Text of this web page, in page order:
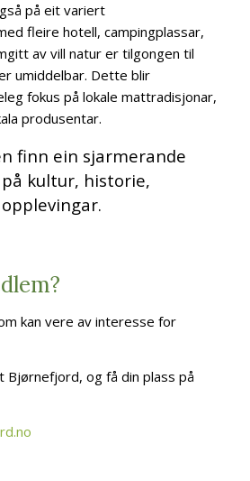
på eit variert
fleire hotell, campingplassar,
av vill natur er tilgongen til
umiddelbar. Dette blir
fokus på lokale mattradisjonar,
produsentar.
finn ein sjarmerande
kultur, historie,
kan vere av interesse for
Bjørnefjord, og få din plass på